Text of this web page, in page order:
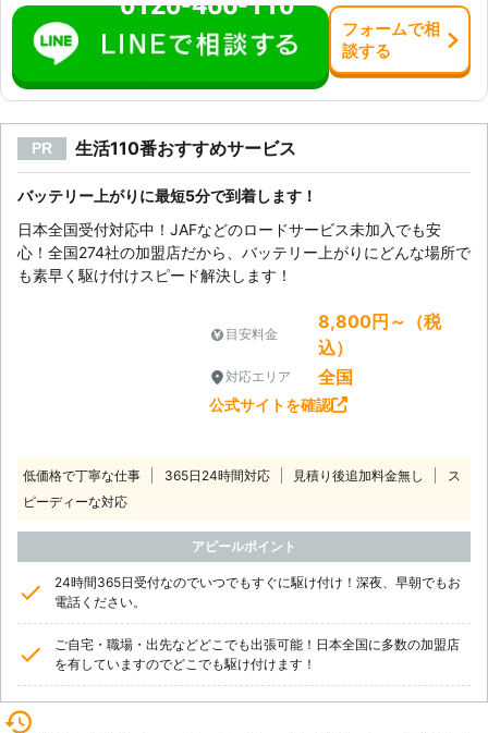
なく、バッテリーの交換にもしっかり
と対応します。 上記のような症状が
見られた際は、弊社までお気軽にご相
インターナショナル」は自働車のレス
キュー隊。 バッテリーのことで何か
ございましたら、お気軽にご連絡くだ
が対応させていただきます。
ますので、お気軽にご相談ください。
フォームで相
談する
PR 生活110番おすすめサービス
バッテリー上がりに最短5分で到着します！
日本全国受付対応中！JAFなどのロードサービス未加入でも安
心！全国274社の加盟店だから、バッテリー上がりにどんな場所で
も素早く駆け付けスピード解決します！
目安料金
8,800円～（税
込）
対応エリア 全国
公式サイトを確認
低価格で丁寧な仕事 365日24時間対応 見積り後追加料金無し
ス
ピーディーな対応
アピールポイント
24時間365日受付なのでいつでもすぐに駆け付け！深夜、早朝でもお
電話ください。
ご自宅・職場・出先などどこでも出張可能！日本全国に多数の加盟店
を有していますのでどこでも駆け付けます！